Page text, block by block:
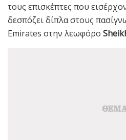
τους επισκέπτες που
δεσπόζει δίπλα στους
Emirates στην λεωφόρο